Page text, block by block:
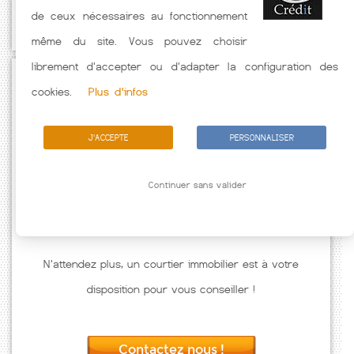
caractéristiques de l'emprunteur.
N'attendez plus, un courtier immobilier est à votre
disposition pour vous conseiller !
Contactez nous !
de ceux nécessaires au fonctionnement
même du site. Vous pouvez choisir
librement d'accepter ou d'adapter la configuration des
cookies.
Plus d'infos
J'ACCEPTE PERSONNALISER
Continuer sans valider